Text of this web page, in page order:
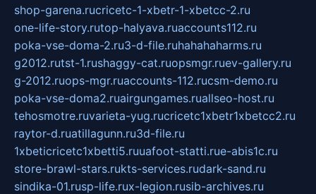
shop-garena.rucricetc-1-xbetr-1-xbetcc-2.ru
one-life-story.rutop-halyava.ruaccounts112.ru
poka-vse-doma-2.ru3-d-file.ruhahahaharms.ru
g2012.rutst-1.rushaggy-cat.ruopsmgr.ruev-gallery.ru
g-2012.ruops-mgr.ruaccounts-112.rucsm-demo.ru
poka-vse-doma2.ruairgungames.ruallseo-host.ru
tehosmotre.ruvarieta-yug.rucricetc1xbetr1xbetcc2.ru
raytor-d.ruatillagunn.ru3d-file.ru
1xbeticricetc1xbetti5.ruuafoot-statti.rue-abis1c.ru
store-brawl-stars.rukts-services.rudark-sand.ru
sindika-01.rusp-life.rux-legion.rusib-archives.ru